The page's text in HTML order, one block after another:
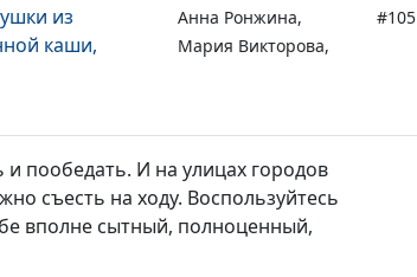
из
каши,
Анна Ронжина,
Мария Викторова,
"Ключи к здоровью"
#105
хлеб и
чай
Анна Ронжина,
Мария Викторова,
автор кулинарной
пообедать. И на улицах городов
съесть на ходу. Воспользуйтесь
вполне сытный, полноценный,